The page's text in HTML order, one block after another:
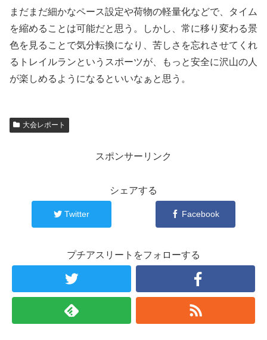
まだまだ細かなペース設定や荷物の軽量化などで、タイム
を縮めることは可能だと思う。しかし、常に移り変わる景
色を見ることで気分転換になり、苦しさを忘れさせてくれ
るトレイルランというスポーツが、もっと安全に沢山の人
が楽しめるようになるといいなぁと思う。
大会レポート
スポンサーリンク
シェアする
Twitter Facebook
プチアスリートをフォローする